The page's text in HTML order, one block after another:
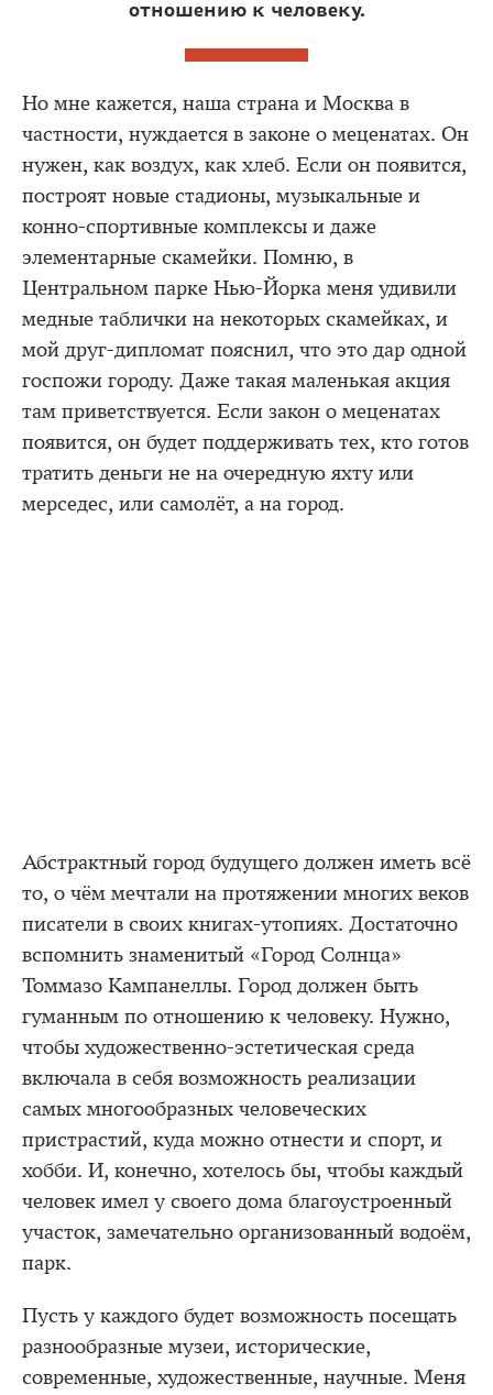
отношению к человеку.
Но мне кажется, наша страна и Москва в
частности, нуждается в законе о меценатах. Он
нужен, как воздух, как хлеб. Если он появится,
построят новые стадионы, музыкальные и
конно-спортивные комплексы и даже
элементарные скамейки. Помню, в
Центральном парке Нью-Йорка меня удивили
медные таблички на некоторых скамейках, и
мой друг-дипломат пояснил, что это дар одной
госпожи городу. Даже такая маленькая акция
там приветствуется. Если закон о меценатах
появится, он будет поддерживать тех, кто готов
тратить деньги не на очередную яхту или
мерседес, или самолёт, а на город.
Абстрактный город будущего должен иметь всё
то, о чём мечтали на протяжении многих веков
писатели в своих книгах-утопиях. Достаточно
вспомнить знаменитый «Город Солнца»
Томмазо Кампанеллы. Город должен быть
гуманным по отношению к человеку. Нужно,
чтобы художественно-эстетическая среда
включала в себя возможность реализации
самых многообразных человеческих
пристрастий, куда можно отнести и спорт, и
хобби. И, конечно, хотелось бы, чтобы каждый
человек имел у своего дома благоустроенный
участок, замечательно организованный водоём,
парк.
Пусть у каждого будет возможность посещать
разнообразные музеи, исторические,
современные, художественные, научные. Меня